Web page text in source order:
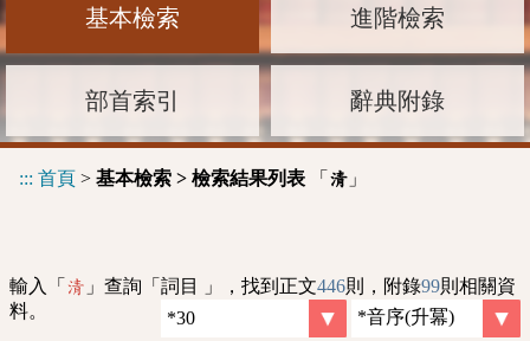
基本檢索 進階檢索
部首索引 辭典附錄
::: 首頁 > 基本檢索 > 檢索結果列表 「 清 」
輸入「 清 」查詢「詞目 」，找到正文446則，附錄99則相關資
料。